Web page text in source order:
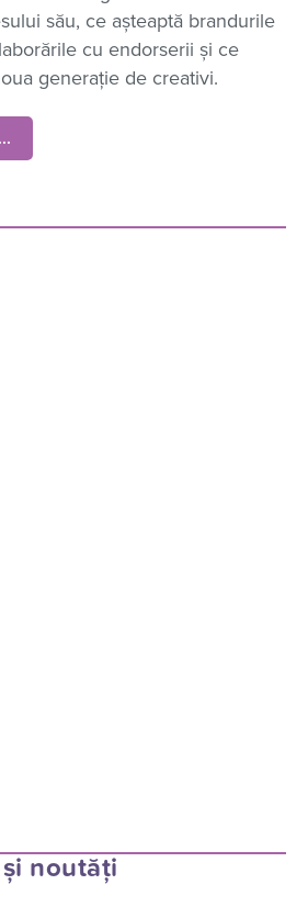
său, ce așteaptă brandurile
cu endorserii și ce
generație de creativi.
noutăți